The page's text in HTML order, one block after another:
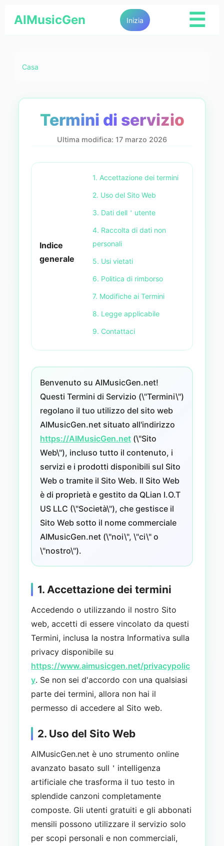
AIMusicGen Inizia ☰
Casa
Termini di servizio
Ultima modifica: 17 marzo 2026
Indice
generale
1. Accettazione dei termini
2. Uso del Sito Web
3. Dati dell＇utente
4. Raccolta di dati non
personali
5. Usi vietati
6. Politica di rimborso
7. Modifiche ai Termini
8. Legge applicabile
9. Contattaci
Benvenuto su AIMusicGen.net!
Questi Termini di Servizio (\"Termini\")
regolano il tuo utilizzo del sito web
AIMusicGen.net situato all'indirizzo
https://AIMusicGen.net(\"Sito
Web\"), incluso tutto il contenuto, i
servizi e i prodotti disponibili sul Sito
Web o tramite il Sito Web. Il Sito Web
è di proprietà e gestito da QLian I.O.T
US LLC (\"Società\"), che gestisce il
Sito Web sotto il nome commerciale
AIMusicGen.net (\"noi\", \"ci\" o
\"nostro\").
1. Accettazione dei termini
Accedendo o utilizzando il nostro Sito
web, accetti di essere vincolato da questi
Termini, inclusa la nostra Informativa sulla
privacy disponibile su
https://www.aimusicgen.net/privacypolic
y. Se non sei d'accordo con una qualsiasi
parte dei termini, allora non hai il
permesso di accedere al Sito web.
2. Uso del Sito Web
AIMusicGen.net è uno strumento online
avanzato basato sull＇intelligenza
artificiale che trasforma il tuo testo in
splendide canzoni completamente
composte. Gli utenti gratuiti e gli abbonati
mensili possono utilizzare il servizio solo
per scopi personali e non commerciali,